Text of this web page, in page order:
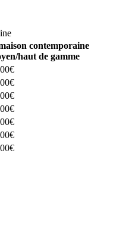
contemporaine
haut de gamme